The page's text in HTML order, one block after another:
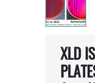
XLD